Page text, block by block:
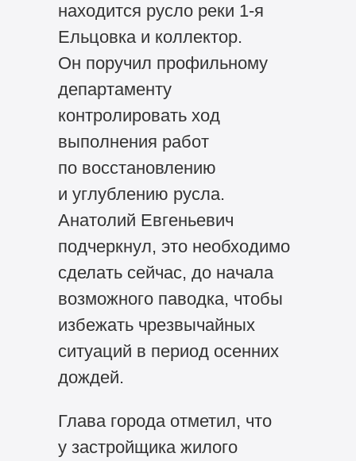
находится русло реки 1-я
Ельцовка и коллектор.
Он поручил профильному
департаменту
контролировать ход
выполнения работ
по восстановлению
и углублению русла.
Анатолий Евгеньевич
подчеркнул, это необходимо
сделать сейчас, до начала
возможного паводка, чтобы
избежать чрезвычайных
ситуаций в период осенних
дождей.
Глава города отметил, что
у застройщика жилого